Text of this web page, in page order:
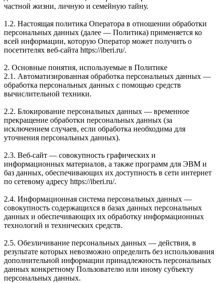
частной жизни, личную и семейную тайну.
1.2. Настоящая политика Оператора в отношении обработки
персональных данных (далее — Политика) применяется ко
всей информации, которую Оператор может получить о
посетителях веб-сайта https://iberi.ru/.
2. Основные понятия, используемые в Политике
2.1. Автоматизированная обработка персональных данных —
обработка персональных данных с помощью средств
вычислительной техники.
2.2. Блокирование персональных данных — временное
прекращение обработки персональных данных (за
исключением случаев, если обработка необходима для
уточнения персональных данных).
2.3. Веб-сайт — совокупность графических и
информационных материалов, а также программ для ЭВМ и
баз данных, обеспечивающих их доступность в сети интернет
по сетевому адресу https://iberi.ru/.
2.4. Информационная система персональных данных —
совокупность содержащихся в базах данных персональных
данных и обеспечивающих их обработку информационных
технологий и технических средств.
2.5. Обезличивание персональных данных — действия, в
результате которых невозможно определить без использования
дополнительной информации принадлежность персональных
данных конкретному Пользователю или иному субъекту
персональных данных.